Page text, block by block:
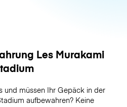
Les Murakami
und müssen Ihr Gepäck in der
aufbewahren? Keine